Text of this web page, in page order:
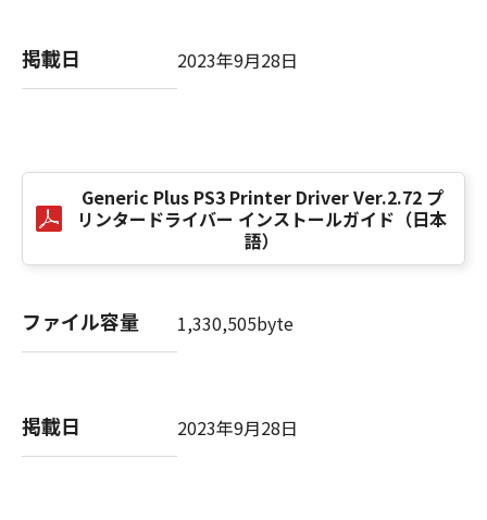
all U.S. Government End Users shall acquire
the SOFTWARE with only those rights set
Tokyo 146-8501, Japan.
本条項中で使用される"the SOFTWARE"とは、
本契約書中で定義される「本ソフトウェア」を
意味し、指し示すものとします。
本契約書のいずれかの条項またはその一部が法
律により無効であると決定された場合でも、そ
掲載日 2023年9月28日
Generic Plus PS3 Printer Driver Ver.2.72 プ
リンタードライバー インストールガイド（日本
語）
ファイル容量 1,330,505byte
掲載日 2023年9月28日